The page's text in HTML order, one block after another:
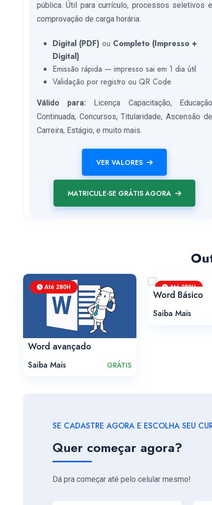
pública. Útil para currículo, processos seletivos e
comprovação de carga horária.
Digital (PDF) ou Completo (Impresso +
Digital)
Emissão rápida — impresso sai em 1 dia útil
Validação por registro ou QR Code
Válido para: Licença Capacitação, Educação
Continuada, Concursos, Titularidade, Ascensão de
Carreira, Estágio, e muito mais.
VER VALORES
MATRICULE-SE GRÁTIS AGORA
Até 280H
Word avançado
Saiba Mais GRÁTIS
Até 280H
Word Básico
Saiba Mais
SE CADASTRE AGORA E ESCOLHA SEU
Quer começar agora?
Dá pra começar até pelo celular mesmo!